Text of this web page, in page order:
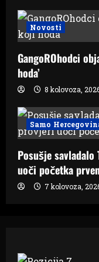
Novosti
GangoROhodci
hoda’
8 kolovoza,
Samo
Posušje
uoči početka
7 kolovoza,